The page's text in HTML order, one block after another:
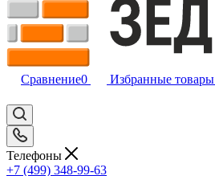
Сравнение0 Избранные товары
Телефоны
+7 (499) 348-99-63